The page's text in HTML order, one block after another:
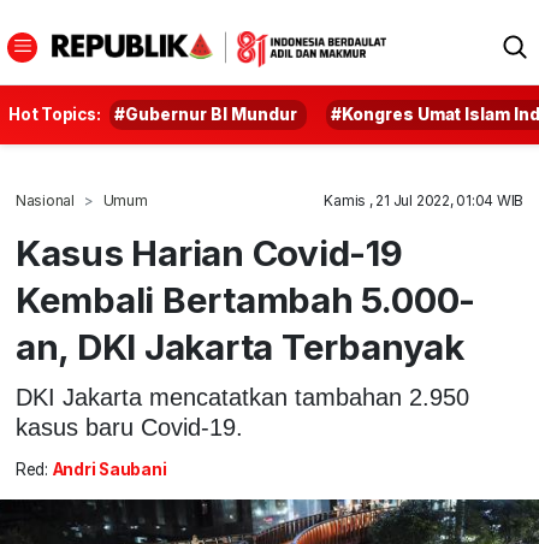
Hot Topics: #Gubernur BI Mundur #Kongres Umat Islam
Nasional Umum Kamis , 21 Jul 2022, 01:04 WIB
Kasus Harian Covid-19
Kembali Bertambah 5.000-
an, DKI Jakarta Terbanyak
DKI Jakarta mencatatkan tambahan 2.950
kasus baru Covid-19.
Red: Andri Saubani